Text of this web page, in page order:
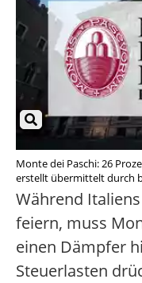
Monte dei Paschi: 26
erstellt übermittelt durch
Während
feiern, muss
einen Dämpfer
Steuerlasten